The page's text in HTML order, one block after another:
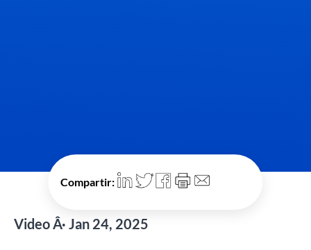
Compartir:
Video Â· Jan 24, 2025